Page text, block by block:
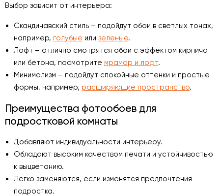
Выбор зависит от интерьера:
Скандинавский стиль – подойдут обои в светлых тонах,
например, голубые или зеленые.
Лофт – отлично смотрятся обои с эффектом кирпича
или бетона, посмотрите мрамор и лофт.
Минимализм – подойдут спокойные оттенки и простые
формы, например, расширяющие пространство.
Преимущества фотообоев для
подростковой комнаты
Добавляют индивидуальности интерьеру.
Обладают высоким качеством печати и устойчивостью
к выцветанию.
Легко заменяются, если изменятся предпочтения
подростка.